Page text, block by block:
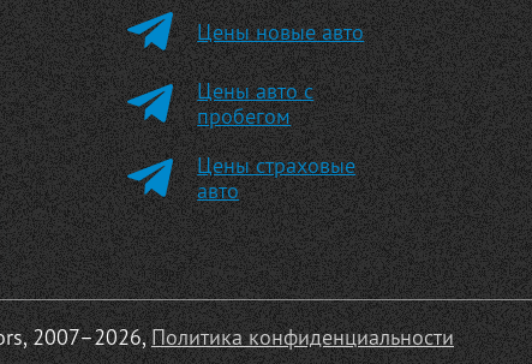
Цены новые авто
Цены авто с
пробегом
Цены страховые
авто
2007–2026,Политика конфиденциальности